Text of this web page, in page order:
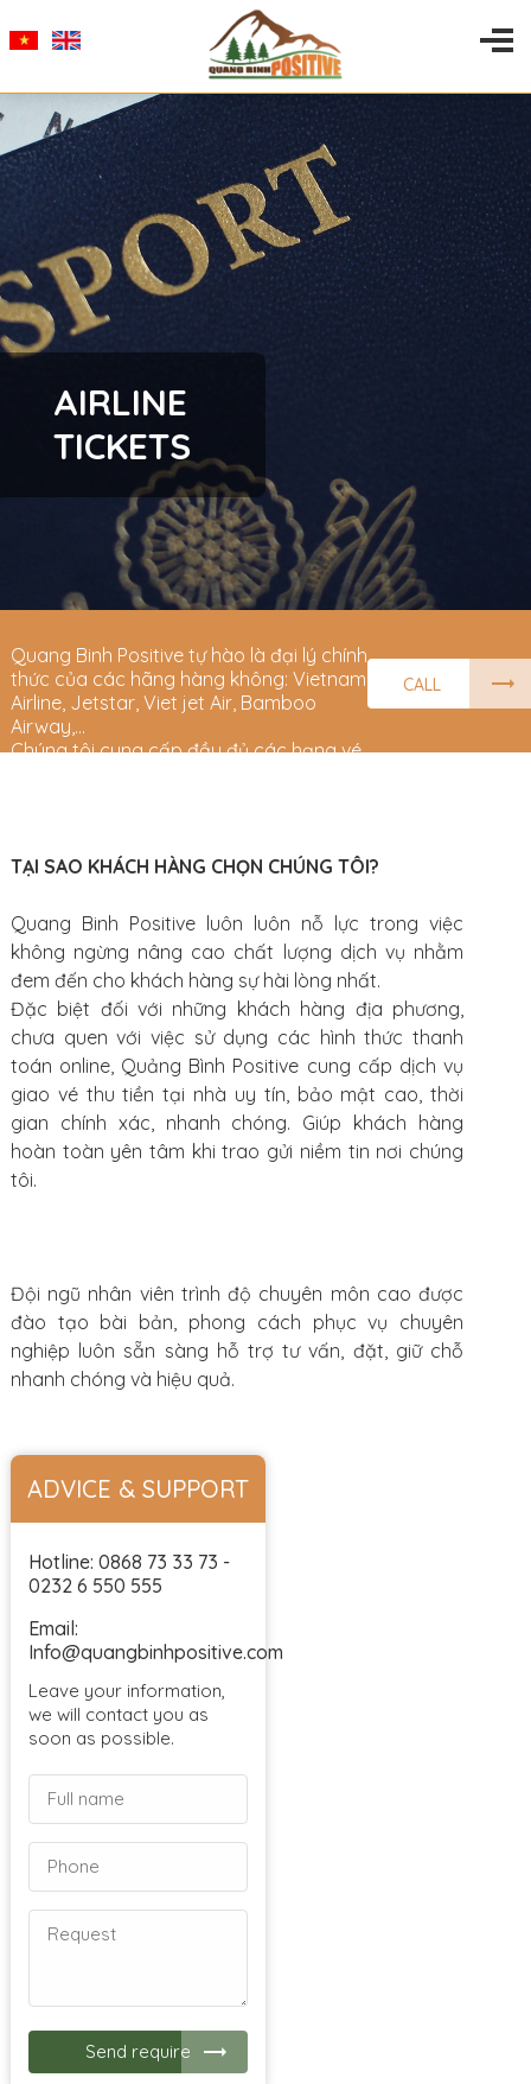
AIRLINE
TICKETS
Quang Binh Positive tự hào là đại lý chính
thức của các hãng hàng không: Vietnam
Airline, Jetstar, Viet jet Air, Bamboo
Airway,...
Chúng tôi cung cấp đầy đủ các hạng vé
CALL
TẠI SAO KHÁCH HÀNG CHỌN CHÚNG TÔI?
Quang Binh Positive luôn luôn nỗ lực trong việc
không ngừng nâng cao chất lượng dịch vụ nhằm
đem đến cho khách hàng sự hài lòng nhất.
Đặc biệt đối với những khách hàng địa phương,
chưa quen với việc sử dụng các hình thức thanh
toán online, Quảng Bình Positive cung cấp dịch vụ
giao vé thu tiền tại nhà uy tín, bảo mật cao, thời
gian chính xác, nhanh chóng. Giúp khách hàng
hoàn toàn yên tâm khi trao gửi niềm tin nơi chúng
tôi.
Đội ngũ nhân viên trình độ chuyên môn cao được
đào tạo bài bản, phong cách phục vụ chuyên
nghiệp luôn sẵn sàng hỗ trợ tư vấn, đặt, giữ chỗ
nhanh chóng và hiệu quả.
ADVICE & SUPPORT
Hotline: 0868 73 33 73 -
0232 6 550 555
Email:
Info@quangbinhpositive.com
Leave your information,
we will contact you as
soon as possible.
Send require